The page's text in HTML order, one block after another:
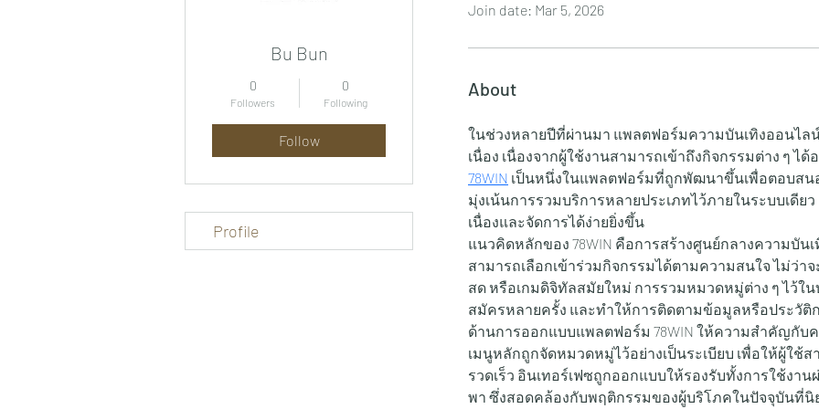
Join date: Mar 5, 2026
About
ในช่วงหลายปีที่ผ่านมา แพลตฟอร์มความบันเทิงออนไล
เนื่อง เนื่องจากผู้ใช้งานสามารถเข้าถึงกิจกรรมต่าง ๆ ไ
78WIN เป็นหนึ่งในแพลตฟอร์มที่ถูกพัฒนาขึ้นเพื่อตอบสน
มุ่งเน้นการรวมบริการหลายประเภทไว้ภายในระบบเดีย
เนื่องและจัดการได้ง่ายยิ่งขึ้น
แนวคิดหลักของ 78WIN คือการสร้างศูนย์กลางความบัน
สามารถเลือกเข้าร่วมกิจกรรมได้ตามความสนใจ ไม่ว่า
สด หรือเกมดิจิทัลสมัยใหม่ การรวมหมวดหมู่ต่าง ๆ ไว้ใ
สมัครหลายครั้ง และทำให้การติดตามข้อมูลหรือประวัติ
ด้านการออกแบบแพลตฟอร์ม 78WIN ให้ความสำคัญกับ
เมนูหลักถูกจัดหมวดหมู่ไว้อย่างเป็นระเบียบ เพื่อให้ผู้ใช้
รวดเร็ว อินเทอร์เฟซถูกออกแบบให้รองรับทั้งการใช้ง
พา ซึ่งสอดคล้องกับพฤติกรรมของผู้บริโภคในปัจจุบันที่
Bu Bun
0
Followers
0
Following
Follow
Profile